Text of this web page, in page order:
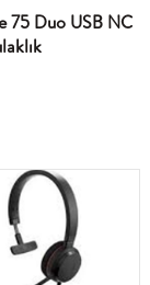
75 Duo USB NC